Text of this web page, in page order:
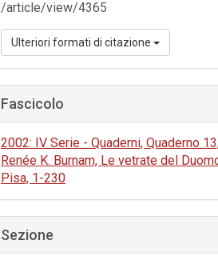
/article/view/4365
Ulteriori formati di citazione
Fascicolo
2002: IV Serie - Quaderni, Quaderno
Renée K. Burnam, Le vetrate del
Pisa, 1-230
Sezione